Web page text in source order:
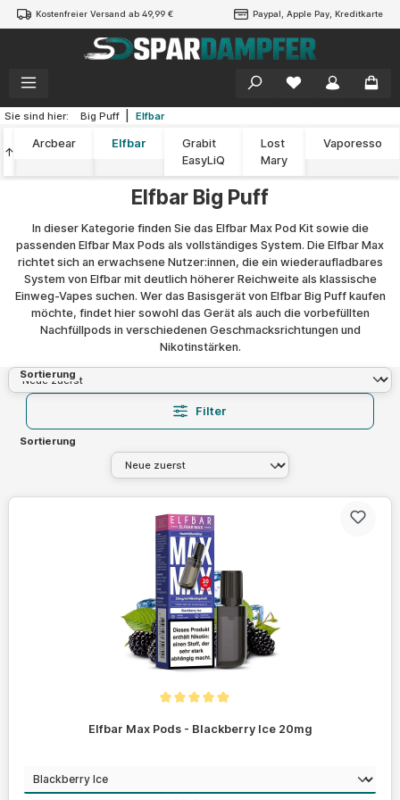
springen
Kostenfreier Versand ab 49,99 € Paypal, Apple Pay, Kreditkarte
Sie sind hier: Big Puff Elfbar
↑
Arcbear Elfbar
Grabit
EasyLiQ
Lost
Mary
Vaporesso
Elfbar Big Puff
In dieser Kategorie finden Sie das Elfbar Max Pod Kit sowie die
passenden Elfbar Max Pods als vollständiges System. Die Elfbar Max
richtet sich an erwachsene Nutzer:innen, die ein wiederaufladbares
System von Elfbar mit deutlich höherer Reichweite als klassische
Einweg-Vapes suchen. Wer das Basisgerät von Elfbar Big Puff kaufen
möchte, findet hier sowohl das Gerät als auch die vorbefüllten
Nachfüllpods in verschiedenen Geschmacksrichtungen und
Nikotinstärken.
Sortierung
Filter
Sortierung
Elfbar Max Pods - Blackberry Ice 20mg
Geschmack